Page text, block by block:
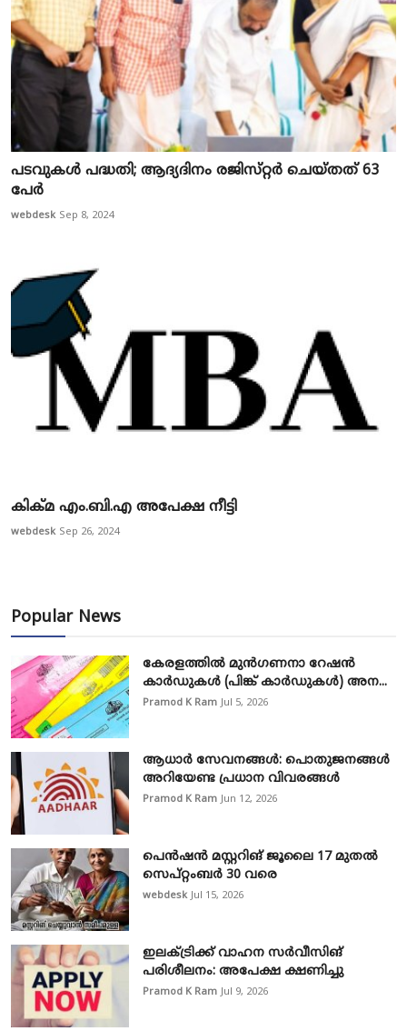
പടവുകള്‍ പദ്ധതി; ആദ്യദിനം രജിസ്‌റ്റർ ചെയ്‌തത് 63
പേര്‍
webdesk Sep 8, 2024
കിക്മ എം.ബി.എ അപേക്ഷ നീട്ടി
webdesk Sep 26, 2024
Popular News
കേരളത്തിൽ മുൻഗണനാ റേഷൻ
കാർഡുകൾ (പിങ്ക് കാർഡുകൾ) അന...
Pramod K Ram Jul 5, 2026
ആധാർ സേവനങ്ങൾ: പൊതുജനങ്ങൾ
അറിയേണ്ട പ്രധാന വിവരങ്ങൾ
Pramod K Ram Jun 12, 2026
പെൻഷൻ മസ്റ്ററിങ് ജൂലൈ 17 മുതൽ
സെപ്റ്റംബർ 30 വരെ
webdesk Jul 15, 2026
ഇലക്ട്രിക്ക് വാഹന സർവീസിങ്
പരിശീലനം: അപേക്ഷ ക്ഷണിച്ചു
Pramod K Ram Jul 9, 2026